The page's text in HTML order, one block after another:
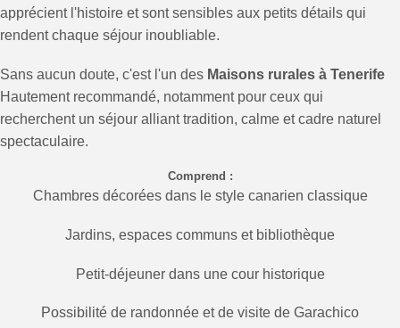
apprécient l'histoire et sont sensibles aux petits détails qui
rendent chaque séjour inoubliable.
Sans aucun doute, c'est l'un des Maisons rurales à Tenerife
Hautement recommandé, notamment pour ceux qui
recherchent un séjour alliant tradition, calme et cadre naturel
spectaculaire.
Comprend :
Chambres décorées dans le style canarien classique
Jardins, espaces communs et bibliothèque
Petit-déjeuner dans une cour historique
Possibilité de randonnée et de visite de Garachico